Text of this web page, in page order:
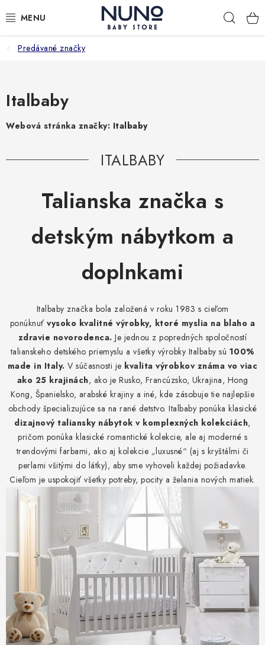
na
ZĽAVY
DETSKÉ IZBY
STAROSTLIVOSŤ
OBLEČENIE
PERSONALIZOVANÉ PRODUKTY
POUKAZY
SADY
REGISTRÁCIA AFFILIATE PARTNERA
REFLUX
O nás
Hodnotenie obchodu
Prečo nakupovať u nás
Garancia najlepšej ceny
Darčeková poukážka
Spolupráca s influencermi
BABY zoznam obľúbených produktov
Katalógy
Často kladené otázky - FAQ Reklamácie
Staň sa súčasťou Nunobaby
Predávané značky
Italbaby
Webová stránka značky: Italbaby
ITALBABY
Talianska značka s
detským nábytkom a
doplnkami
Italbaby značka bola založená v roku 1983 s cieľom
ponúknuť vysoko kvalitné výrobky, ktoré myslia na blaho a
zdravie novorodenca. Je jednou z popredných spoločností
talianskeho detského priemyslu a všetky výrobky Italbaby sú 100%
made in Italy. V súčasnosti je kvalita výrobkov známa vo viac
ako 25 krajinách, ako je Rusko, Francúzsko, Ukrajina, Hong
Kong, Španielsko, arabské krajiny a iné, kde zásobuje tie najlepšie
obchody špecializujúce sa na rané detstvo. Italbaby ponúka klasické
dizajnový taliansky nábytok v komplexných kolekciách,
pričom ponúka klasické romantické kolekcie, ale aj moderné s
trendovými farbami, ako aj kolekcie „luxusné“ (aj s kryštálmi či
perlami všitými do látky), aby sme vyhoveli každej požiadavke.
Cieľom je uspokojiť všetky potreby, pocity a želania nových matiek.